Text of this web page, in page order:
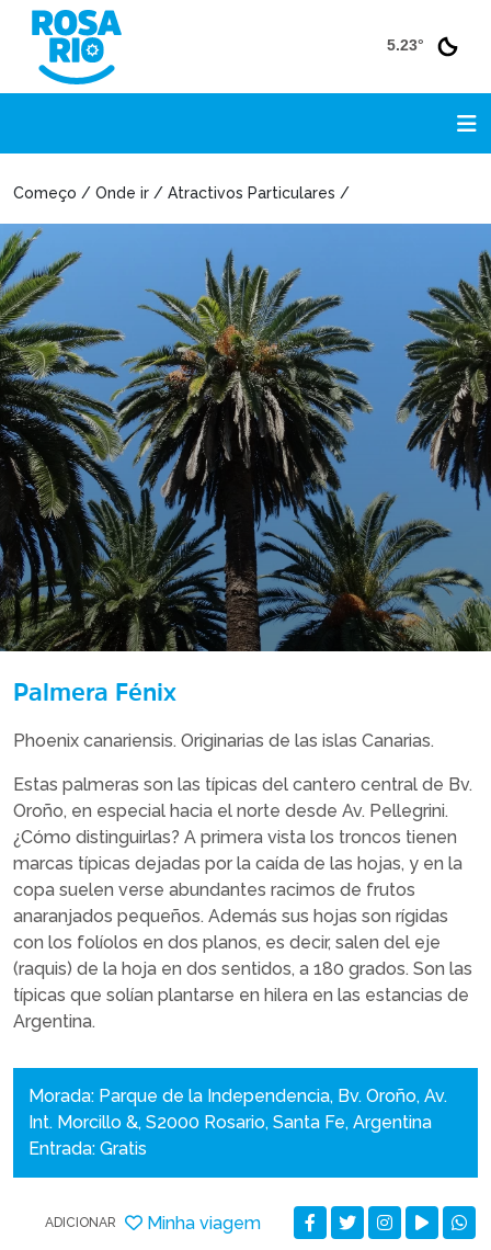
5.23°
Começo / Onde ir / Atractivos Particulares /
Palmera Fénix
Phoenix canariensis. Originarias de las islas Canarias.
Estas palmeras son las típicas del cantero central de Bv.
Oroño, en especial hacia el norte desde Av. Pellegrini.
¿Cómo distinguirlas? A primera vista los troncos tienen
marcas típicas dejadas por la caída de las hojas, y en la
copa suelen verse abundantes racimos de frutos
anaranjados pequeños. Además sus hojas son rígidas
con los folíolos en dos planos, es decir, salen del eje
(raquis) de la hoja en dos sentidos, a 180 grados. Son las
típicas que solían plantarse en hilera en las estancias de
Argentina.
Morada: Parque de la Independencia, Bv. Oroño, Av.
Int. Morcillo &, S2000 Rosario, Santa Fe, Argentina
Entrada: Gratis
ADICIONAR Minha viagem